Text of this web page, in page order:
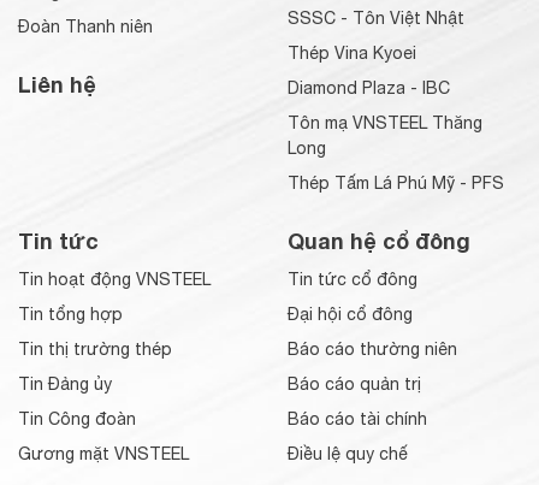
cây cảnh.
Đoàn Thanh niên
Liên hệ
SSSC - Tôn Việt Nhật
Thép Vina Kyoei
Diamond Plaza - IBC
Tôn mạ VNSTEEL Thăng
Long
Thép Tấm Lá Phú Mỹ - PFS
Tin tức
Tin hoạt động VNSTEEL
Tin tổng hợp
Tin thị trường thép
Tin Đảng ủy
Tin Công đoàn
Gương mặt VNSTEEL
Quan hệ cổ đông
Tin tức cổ đông
Đại hội cổ đông
Báo cáo thường niên
Báo cáo quản trị
Báo cáo tài chính
Điều lệ quy chế